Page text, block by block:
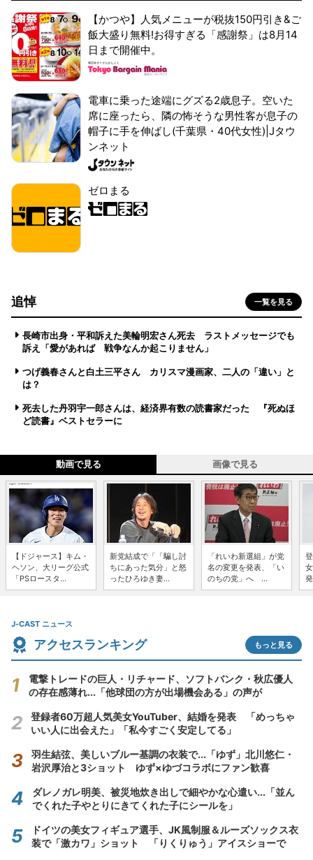
【かつや】人気メニューが税抜150円引き&ご
飯大盛り無料!お得すぎる「感謝祭」は8月14
日まで開催中。
電車に乗った途端にグズる2歳息子。空いた
席に座ったら、隣の怖そうな男性客が息子の
帽子に手を伸ばし(千葉県・40代女性)|Jタウ
ンネット
ゼロまる
追悼 一覧を見る
長崎市出身・平和訴えた美輪明宏さん死去 ラストメッセージでも
訴え「愛があれば 戦争なんか起こりません」
つげ義春さんと白土三平さん カリスマ漫画家、二人の「違い」と
は？
死去した丹羽宇一郎さんは、経済界有数の読書家だった 『死ぬほ
ど読書』ベストセラーに
動画で見る 画像で見る
【ドジャース】キム・
ヘソン、大リーグ公式
「PSロースタ...
新党結成で「「騙し討
ちにあった気分」と怒
ったひろゆき妻...
「れいわ新選組」が党
名の変更を発表、「い
のちの党」へ ...
J-CAST ニュース
アクセスランキング もっと見る
電撃トレードの巨人・リチャード、ソフトバンク・秋広優人
の存在感薄れ...「他球団の方が出場機会ある」の声が
登録者60万超人気美女YouTuber、結婚を発表 「めっちゃ
いい人に出会えた」「私今すごく安定してる」
羽生結弦、美しいブルー基調の衣装で...「ゆず」北川悠仁・
岩沢厚治と3ショット ゆず×ゆづコラボにファン歓喜
ダレノガレ明美、被災地炊き出しで細やかな心遣い...「並ん
でくれた子やとりにきてくれた子にシールを」
ドイツの美女フィギュア選手、JK風制服＆ルーズソックス衣
装で「激カワ」ショット 「りくりゅう」アイスショーで